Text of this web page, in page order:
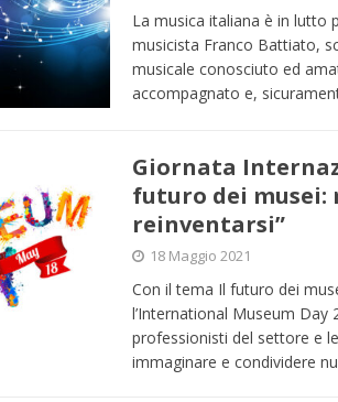
DIRITTI E SOCIETÀ
La musica italiana è in lutto
musicista Franco Battiato,
musicale conosciuto ed
accompagnato e,
Giornata
futuro dei musei:
reinventarsi”
18 Maggio 2021
Con il tema Il futuro dei
l’International Museum Day
professionisti del settore e
immaginare e condividere